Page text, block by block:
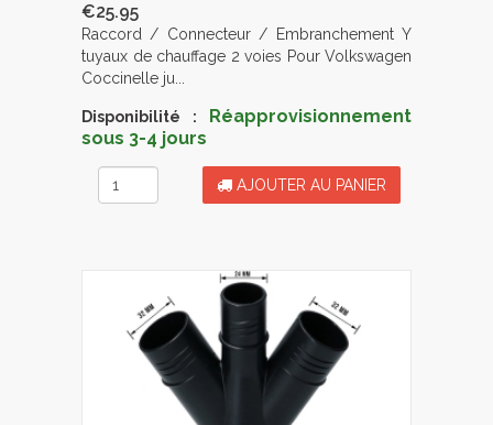
€25.95
Raccord / Connecteur / Embranchement Y
tuyaux de chauffage 2 voies Pour Volkswagen
Coccinelle ju...
Disponibilité :
Réapprovisionnement
sous 3-4 jours
AJOUTER AU PANIER